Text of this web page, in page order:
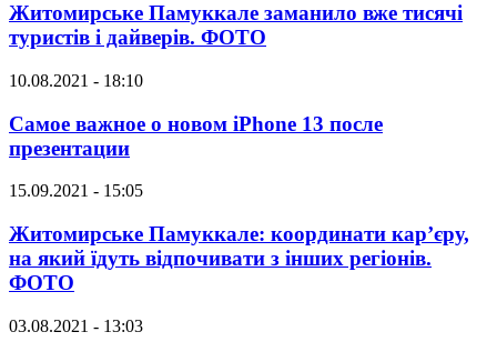
Житомирське Памуккале заманило вже тисячі
туристів і дайверів. ФОТО
10.08.2021 - 18:10
Самое важное о новом iPhone 13 после
презентации
15.09.2021 - 15:05
Житомирське Памуккале: координати кар’єру,
на який їдуть відпочивати з інших регіонів.
ФОТО
03.08.2021 - 13:03